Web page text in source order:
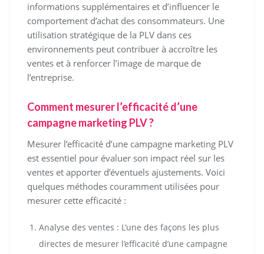
informations supplémentaires et d’influencer le
comportement d’achat des consommateurs. Une
utilisation stratégique de la PLV dans ces
environnements peut contribuer à accroître les
ventes et à renforcer l’image de marque de
l’entreprise.
Comment mesurer l’efficacité d’une
campagne marketing PLV ?
Mesurer l’efficacité d’une campagne marketing PLV
est essentiel pour évaluer son impact réel sur les
ventes et apporter d’éventuels ajustements. Voici
quelques méthodes couramment utilisées pour
mesurer cette efficacité :
Analyse des ventes : L’une des façons les plus
directes de mesurer l’efficacité d’une campagne